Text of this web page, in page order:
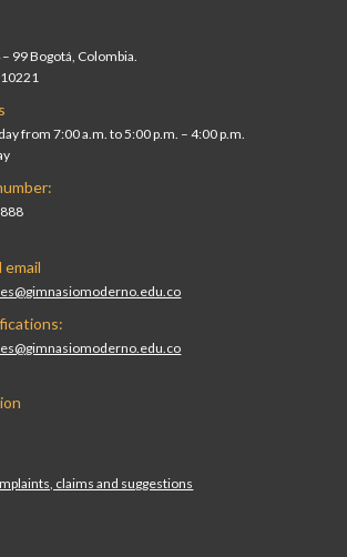
99 Bogotá, Colombia.
from 7:00 a.m. to 5:00 p.m. – 4:00 p.m.
claims and suggestions